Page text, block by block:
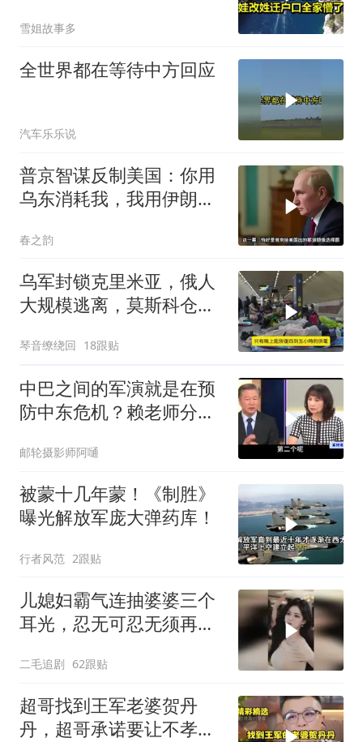
雪姐故事多
全世界都在等待中方回应
汽车乐乐说
普京智谋反制美国：你用
乌东消耗我，我用伊朗消
春之韵
乌军封锁克里米亚，俄人
大规模逃离，莫斯科仓库
琴音缭绕回 18跟贴
中巴之间的军演就是在预
防中东危机？赖老师分析
邮轮摄影师阿嗵
被蒙十几年蒙！《制胜》
曝光解放军庞大弹药库！
行者风范 2跟贴
儿媳妇霸气连抽婆婆三个
耳光，忍无可忍无须再
二毛追剧 62跟贴
超哥找到王军老婆贺丹
丹，超哥承诺要让不孝子